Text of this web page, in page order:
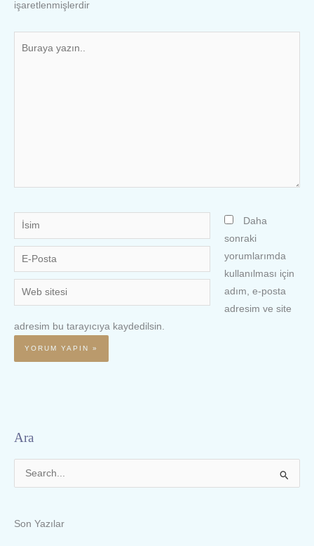
işaretlenmişlerdir
İsim
E-
Posta
Web
sitesi
Daha
sonraki
yorumlarımda
kullanılması için
adım, e-posta
adresim ve site
adresim bu tarayıcıya kaydedilsin.
Ara
Son Yazılar